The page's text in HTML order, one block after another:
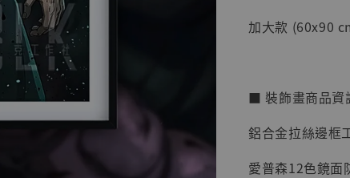
加大款 (60x90
■ 裝飾畫商品資
鋁合金拉絲邊框
愛普森12色鏡面